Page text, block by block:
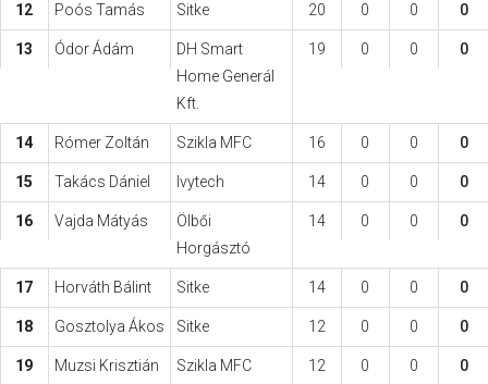
12 Poós Tamás Sitke 20 0 0 0
13 Ódor Ádám
DH Smart
Home Generál
Kft.
19 0 0 0
14 Rómer Zoltán Szikla MFC 16 0 0 0
15 Takács Dániel Ivytech 14 0 0 0
16 Vajda Mátyás
Ölbői
Horgásztó
14 0 0 0
17 Horváth Bálint Sitke 14 0 0 0
18 Gosztolya Ákos Sitke 12 0 0 0
19 Muzsi Krisztián Szikla MFC 12 0 0 0